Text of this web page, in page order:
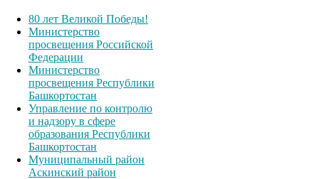
80 лет Великой Победы!
Министерство
просвещения Российской
Федерации
Министерство
просвещения Республики
Башкортостан
Управление по контролю
и надзору в сфере
образования Республики
Башкортостан
Муниципальный район
Аскинский район